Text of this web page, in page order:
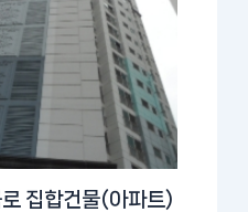
집합건물(아파트)